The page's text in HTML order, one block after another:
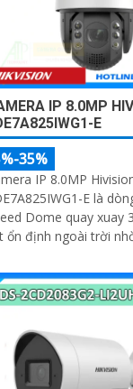
IP 8.0MP
E
35%
IP 8.0MP
E là
Dome quay xuay
ổn định ngoài trời